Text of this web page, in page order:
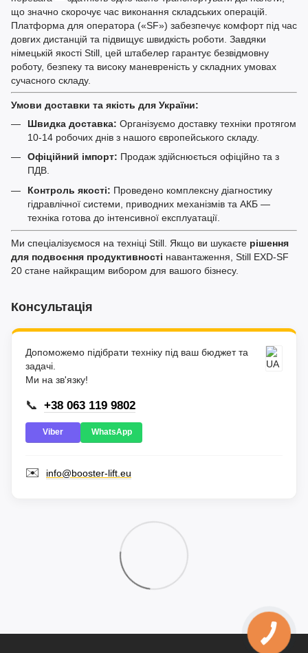
що значно скорочує час виконання складських операцій.
Платформа для оператора («SF») забезпечує комфорт під час
довгих дистанцій та підвищує швидкість роботи. Завдяки
німецькій якості Still, цей штабелер гарантує безвідмовну
роботу, безпеку та високу маневреність у складних умовах
сучасного складу.
Умови доставки та якість для України:
Швидка доставка: Організуємо доставку техніки протягом
10-14 робочих днів з нашого європейського складу.
Офіційний імпорт: Продаж здійснюється офіційно та з
ПДВ.
Контроль якості: Проведено комплексну діагностику
гідравлічної системи, приводних механізмів та АКБ —
техніка готова до інтенсивної експлуатації.
Ми спеціалізуємося на техніці Still. Якщо ви шукаєте рішення
для подвоєння продуктивності навантаження, Still EXD-SF
20 стане найкращим вибором для вашого бізнесу.
Консультація
Допоможемо підібрати техніку під ваш бюджет та
задачі.
Ми на зв'язку!
📞 +38 063 119 9802
Viber WhatsApp
✉️ info@booster-lift.eu